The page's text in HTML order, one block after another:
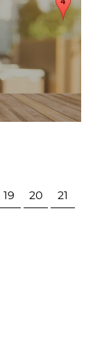
19 20 21